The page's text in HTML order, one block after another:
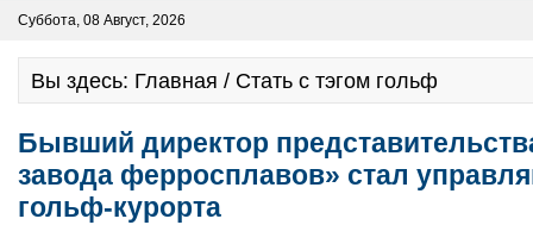
Суббота, 08 Август, 2026
Вы здесь: Главная / Стать с тэгом гольф
Бывший директор
завода ферросплавов» стал
гольф-курорта